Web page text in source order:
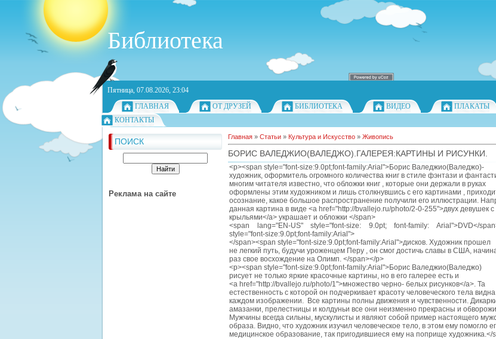
Библиотека
Пятница, 07.08.2026, 23:04
ГЛАВНАЯ
ОТ ДРУЗЕЙ БИБЛИОТЕКА ВИДЕО ПЛАКАТЫ
КОНТАКТЫ
ПОИСК
Реклама на сайте
Главная » Статьи » Культура и Искусство » Живопись
БОРИС ВАЛЕДЖИО(ВАЛЕДЖО).ГАЛЕРЕЯ:КАРТИНЫ И РИСУНКИ.
<p><span style="font-size:9.0pt;font-family:Arial">Борис Валеджио(Валеджо)-
художник, оформитель огромного количества книг в стиле фэнтази и
многим читателя известно, что обложки книг , которые они держали в руках
оформлены этим художником и лишь столкнувшись с его картинами ,
осознание, какое большое распространение получили его иллюстрации.
данная картина в виде <a href="http://bvallejo.ru/photo/2-0-255">двух девушек с
крыльями</a> украшает и обложки </span>
<span lang="EN-US" style="font-size: 9.0pt; font-family: Arial">DVD</
style="font-size:9.0pt;font-family:Arial">
</span><span style="font-size:9.0pt;font-family:Arial">дисков. Художник прошел
не легкий путь, будучи уроженцем Перу , он смог достичь славы в США,
раз свое восхождение на Олимп. </span></p>
<p><span style="font-size:9.0pt;font-family:Arial">Борис Валеджио(Валеджо)
рисует не только яркие красочные картины, но в его галерее есть и
<a href="http://bvallejo.ru/photo/1">множество черно- белых рисунков</a>. Та
естественность с которой он подчеркивает красоту человеческого тела
каждом изображении. Все картины полны движения и чувственности.
амазанки, прелестницы и колдуньи все они неизменно прекрасны и
Мужчины всегда сильны, мускулисты и являют собой пример настоящего
образа. Видно, что художник изучил человеческое тело, в этом ему помогло
медицинское образование, так пригодившиеся ему на поприще художника.</